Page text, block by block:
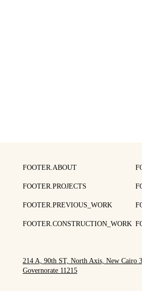
FOOTER.ABOUT
FOOTER.PROJECTS
FOOTER.PREVIOUS_WORK
FOOTER.CONSTRUCTION_WORK
214 A, 90th ST, North Axis, New Cairo
Governorate 11215